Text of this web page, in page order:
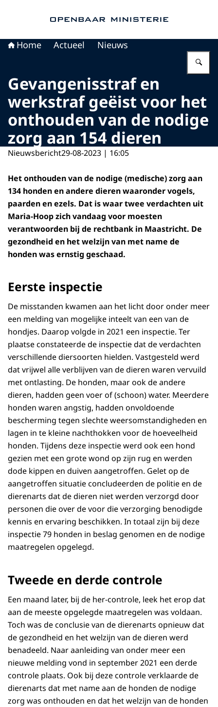
Home Actueel Nieuws
Gevangenisstraf en
werkstraf geëist voor het
onthouden van de nodige
zorg aan 154 dieren
Nieuwsbericht29-08-2023 | 16:05
Het onthouden van de nodige (medische) zorg aan
134 honden en andere dieren waaronder vogels,
paarden en ezels. Dat is waar twee verdachten uit
Maria-Hoop zich vandaag voor moesten
verantwoorden bij de rechtbank in Maastricht. De
gezondheid en het welzijn van met name de
honden was ernstig geschaad.
Eerste inspectie
De misstanden kwamen aan het licht door onder meer
een melding van mogelijke inteelt van een van de
hondjes. Daarop volgde in 2021 een inspectie. Ter
plaatse constateerde de inspectie dat de verdachten
verschillende diersoorten hielden. Vastgesteld werd
dat vrijwel alle verblijven van de dieren waren vervuild
met ontlasting. De honden, maar ook de andere
dieren, hadden geen voer of (schoon) water. Meerdere
honden waren angstig, hadden onvoldoende
bescherming tegen slechte weersomstandigheden en
lagen in te kleine nachthokken voor de hoeveelheid
honden. Tijdens deze inspectie werd ook een hond
gezien met een grote wond op zijn rug en werden
dode kippen en duiven aangetroffen. Gelet op de
aangetroffen situatie concludeerden de politie en de
dierenarts dat de dieren niet werden verzorgd door
personen die over de voor die verzorging benodigde
kennis en ervaring beschikken. In totaal zijn bij deze
inspectie 79 honden in beslag genomen en de nodige
maatregelen opgelegd.
Tweede en derde controle
Een maand later, bij de her-controle, leek het erop dat
aan de meeste opgelegde maatregelen was voldaan.
Toch was de conclusie van de dierenarts opnieuw dat
de gezondheid en het welzijn van de dieren werd
benadeeld. Naar aanleiding van onder meer een
nieuwe melding vond in september 2021 een derde
controle plaats. Ook bij deze controle verklaarde de
dierenarts dat met name aan de honden de nodige
zorg was onthouden en dat het welzijn van de honden